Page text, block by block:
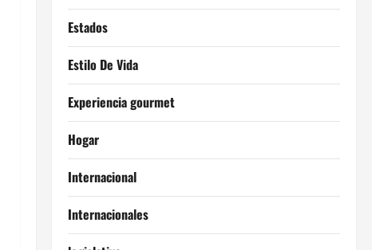
Estados
Estilo De Vida
Experiencia gourmet
Hogar
Internacional
Internacionales